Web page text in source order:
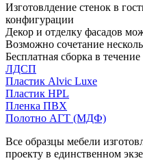
Изготовлдение стенок в
конфигурации
Декор и отделку фасадов
Возможно сочетание
Бесплатная сборка в
ЛДСП
Пластик Alvic Luxe
Пластик HPL
Пленка ПВХ
Полотно АГТ (МДФ)
Все образцы мебели
проекту в единственном